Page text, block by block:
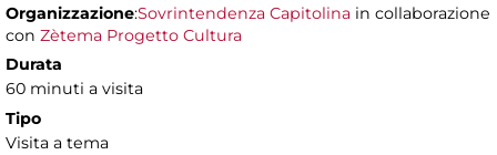
Organizzazione:Sovrintendenza Capitolina in collaborazione
con Zètema Progetto Cultura
Durata
60 minuti a visita
Tipo
Visita a tema